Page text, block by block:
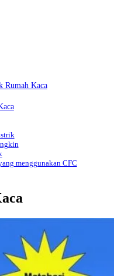
Rumah Kaca
menggunakan CFC